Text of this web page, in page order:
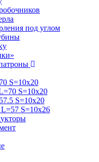
под углом
S=10x20
S=10x20
S=10x20
S=10x26